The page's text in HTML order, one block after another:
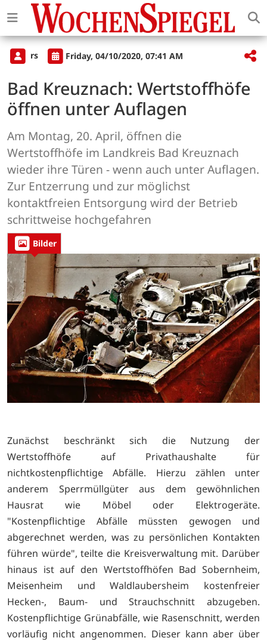
rs Friday, 04/10/2020, 07:41 AM
Bad Kreuznach: Wertstoffhöfe
öffnen unter Auflagen
Am Montag, 20. April, öffnen die
Wertstoffhöfe im Landkreis Bad Kreuznach
wieder ihre Türen - wenn auch unter Auflagen.
Zur Entzerrung und zur möglichst
kontaktfreien Entsorgung wird der Betrieb
schrittweise hochgefahren
Bilder
Zunächst beschränkt sich die Nutzung der
Wertstoffhöfe auf Privathaushalte für
nichtkostenpflichtige Abfälle. Hierzu zählen unter
anderem Sperrmüllgüter aus dem gewöhnlichen
Hausrat wie Möbel oder Elektrogeräte.
"Kostenpflichtige Abfälle müssten gewogen und
abgerechnet werden, was zu persönlichen Kontakten
führen würde", teilte die Kreisverwaltung mit. Darüber
hinaus ist auf den Wertstoffhöfen Bad Sobernheim,
Meisenheim und Waldlaubersheim kostenfreier
Hecken-, Baum- und Strauchschnitt abzugeben.
Kostenpflichtige Grünabfälle, wie Rasenschnitt, werden
vorläufig nicht angenommen. Dieser kann aber über